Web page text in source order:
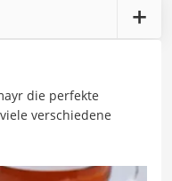
die perfekte
verschiedene